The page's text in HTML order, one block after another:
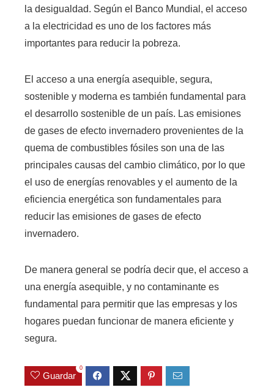
la desigualdad. Según el Banco Mundial, el acceso
a la electricidad es uno de los factores más
importantes para reducir la pobreza.
El acceso a una energía asequible, segura,
sostenible y moderna es también fundamental para
el desarrollo sostenible de un país. Las emisiones
de gases de efecto invernadero provenientes de la
quema de combustibles fósiles son una de las
principales causas del cambio climático, por lo que
el uso de energías renovables y el aumento de la
eficiencia energética son fundamentales para
reducir las emisiones de gases de efecto
invernadero.
De manera general se podría decir que, el acceso a
una energía asequible, y no contaminante es
fundamental para permitir que las empresas y los
hogares puedan funcionar de manera eficiente y
segura.
Guardar
0